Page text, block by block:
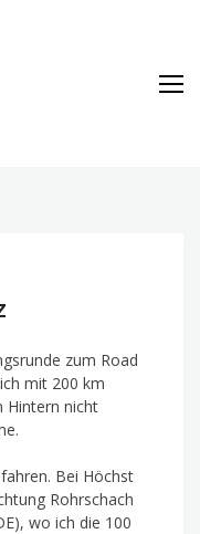
zum Road
mit 200 km
Hintern nicht
Bei Höchst
Rohrschach
wo ich die 100